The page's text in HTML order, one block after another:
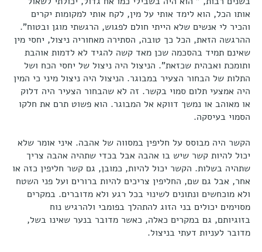
אותו הכל, הוא לימד אותי על מין, לקח אותי למקומות יקרים
והכיר לי אנשים שלא הייתי חולם לפגוש, הרגשתי מוגן ובטוח".
ההרגשה הזאת, הכל כך טובה, הסתירה מאחוריה ניצול, יחסי מין
שאינם תמיד בהסכמה שכן מאד קשה להגיד לא לדמות אוהבת
ותומכת ואבהית שכזאת". הניצול היה ניצול של יחסי הכח ושל
התלות של הבחור הצעיר במבוגר. הניצול היה ניצול מיני כי המין
היה אמצעי תלום סמוי בקשר. זה לא שהבחור הצעיר היה דלוק
או מאוהב או נמשך דווקא אל המבוגר. הוא פשוט תרם את חלקו
הסמוי בעיסקה.
הקשר היה מבוסס על חליפין במסווה של אהבה. איני אומר שלא
יכול להיות קשר שיש בו אהבה אבל בכדי שתהיה אהבה צריך
שתהיה בשלות. הקשר יכול להיות, כמובן, גם קשר חליפין כזה או
אחר, אבל גם שם, החליפין צריכים להיות ברורים ועל פני השטח
ולא מוכחשים ונתונים לשינוי בכל רגע ולא מדוברים. במקרים
מסוימים יכולים בני הזוג להתהלך בפומבי ולהרגיש נוח
בזוגיותם, גם במקרים כאלה, כאשר מדובר בנער שאינו בשל,
מדובר לעניות דעתי בניצול.